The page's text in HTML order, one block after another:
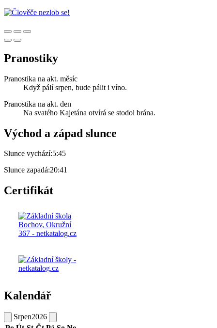
Pranostiky
Pranostika na akt. měsíc
Když pálí srpen, bude pálit i víno.
Pranostika na akt. den
Na svatého Kajetána otvírá se stodol brána.
Východ a západ slunce
Slunce vychází:5:45
Slunce zapadá:20:41
Certifikát
Kalendář
Srpen2026